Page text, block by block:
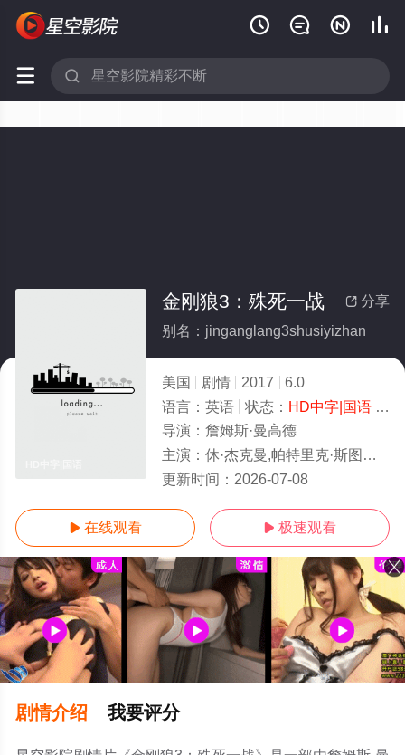
   
 
 分享
金刚狼3：殊死一战
别名：jinganglang3shusiyizhan
美国 剧情 2017
6.0
语言： 英语 状态： HD中字|国语- 免费在线观看
导演： 詹姆斯·曼高德
主演： 休·杰克曼,帕特里克·斯图尔特,达芙妮·基恩,波伊德·霍布鲁克,斯戴芬·莫昌特,伊丽莎白·罗德里格斯,多丽丝·莫
更新时间： 2026-07-08
 在线观看  极速观看
剧情介绍 我要评分